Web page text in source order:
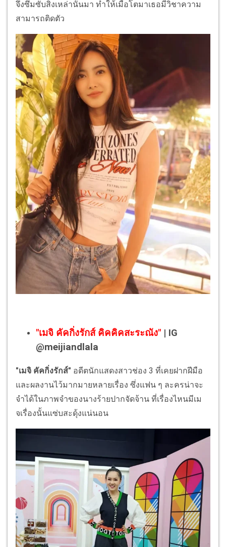
จึงซึมซับสิ่งเหล่านั้นมา ทำให้เมื่อโตมาเธอมีวิชาความ
สามารถติดตัว
"เมจิ คัคกิ่งรักส์ คิคคิคสะระณัง" | IG
@meijiandlala
"เมจิ คัคกิ่งรักส์" อดีตนักแสดงสาวช่อง 3 ที่เคยฝากฝีมือ
และผลงานไว้มากมายหลายเรื่อง ซึ่งแฟน ๆ ละครน่าจะ
จำได้ในภาพจำของนางร้ายปากจัดจ้าน ที่เรื่องไหนมีเม
จเรื่องนั้นแซ่บสะดุ้งแน่นอน